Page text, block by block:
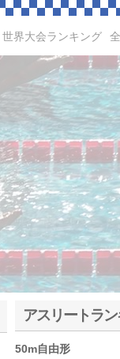
世界大会ランキング
アスリートラ
50m自由形